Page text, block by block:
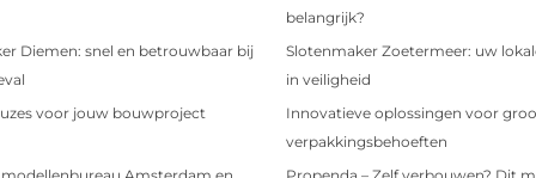
belangrijk?
Diemen: snel en betrouwbaar bij
Slotenmaker Zoetermeer: uw
in veiligheid
voor jouw bouwproject
Innovatieve oplossingen voor
verpakkingsbehoeften